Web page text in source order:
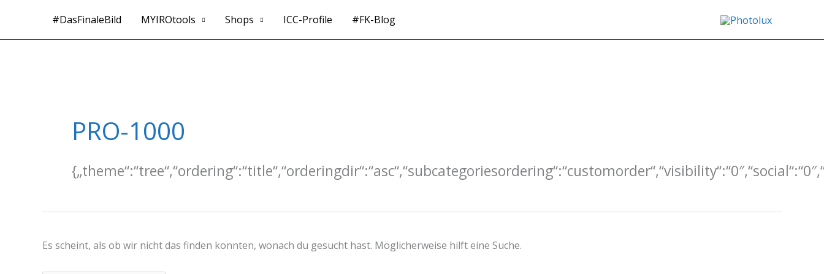
springen
#DasFinaleBild MYIROtools Shops ICC-Profile #FK-Blog
PRO-1000
Es scheint, als ob wir nicht das finden konnten, wonach du gesucht hast. Möglicherweise hilft eine Suche.